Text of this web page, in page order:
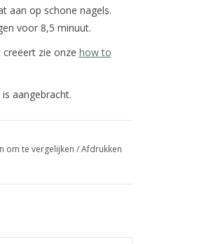
aan op schone nagels.
voor 8,5 minuut.
zie onze how to
aangebracht.
om te vergelijken /Afdrukken